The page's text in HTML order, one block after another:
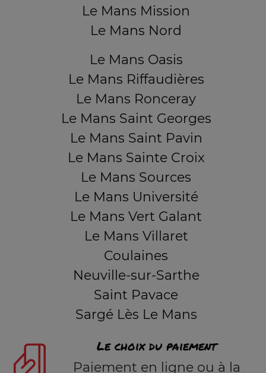
Le Mans Mission
Le Mans Nord
Le Mans Oasis
Le Mans Riffaudières
Le Mans Ronceray
Le Mans Saint Georges
Le Mans Saint Pavin
Le Mans Sainte Croix
Le Mans Sources
Le Mans Université
Le Mans Vert Galant
Le Mans Villaret
Coulaines
Neuville-sur-Sarthe
Saint Pavace
Sargé Lès Le Mans
Le choix du paiement
Paiement en ligne ou à la